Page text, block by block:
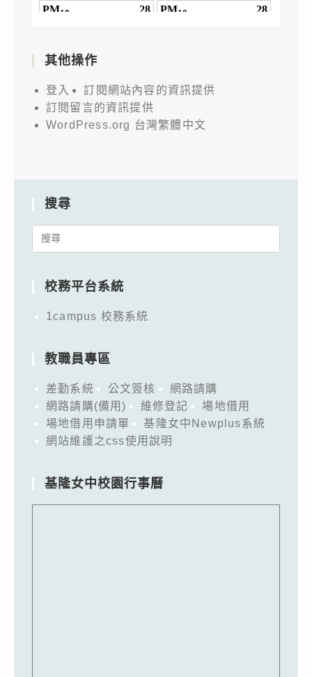
其他操作
登入
訂閱網站內容的資訊提供
訂閱留言的資訊提供
WordPress.org 台灣繁體中文
搜尋
Search
校務平台系統
1campus 校務系統
教職員專區
差勤系統 公文簽核
網路請購
網路請購(備用)
維修登記
場地借用
場地借用申請單
基隆女中Newplus系統
網站維護之css使用說明
基隆女中校園行事曆